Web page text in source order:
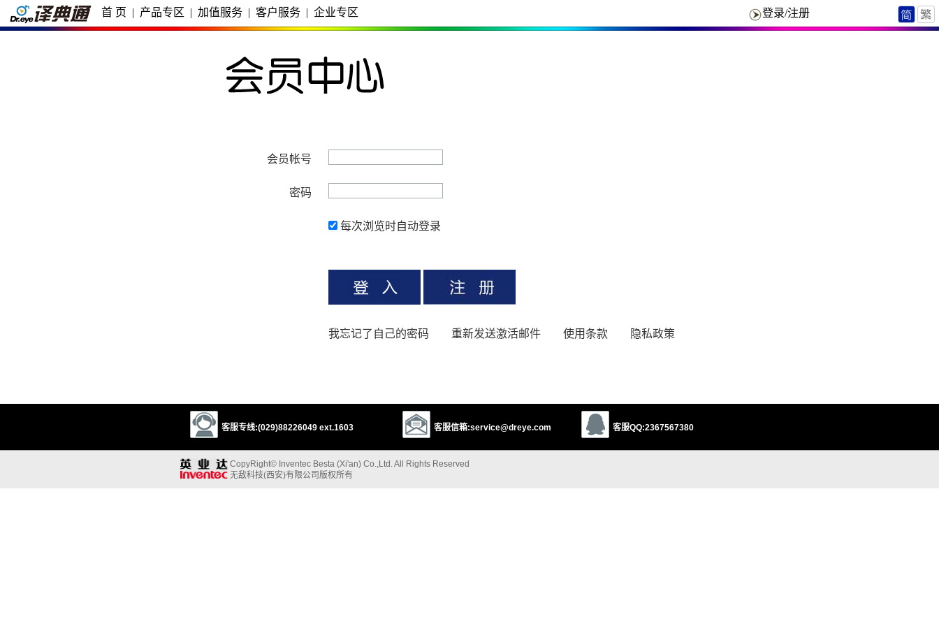
首 页 | 产品专区 | 加值服务 | 客户服务 | 企业专区 登录/注册
会员帐号
密码
每次浏览时自动登录
我忘记了自己的密码 重新发送激活邮件 使用条款 隐私政策
客服专线:(029)88226049 ext.1603 客服信箱:service@dreye.com 客服QQ:2367567380
CopyRight© Inventec Besta (Xi'an) Co.,Ltd. All Rights Reserved
无敌科技(西安)有限公司版权所有